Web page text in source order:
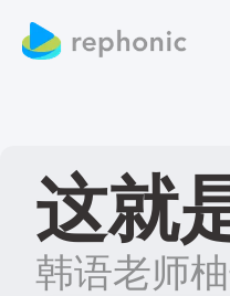
这就
韩语老师